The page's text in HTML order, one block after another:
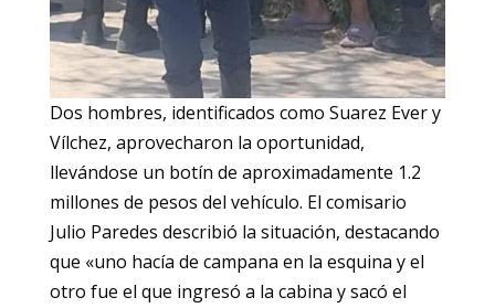
Dos hombres, identificados como Suarez Ever y
Vílchez, aprovecharon la oportunidad,
llevándose un botín de aproximadamente 1.2
millones de pesos del vehículo. El comisario
Julio Paredes describió la situación, destacando
que «uno hacía de campana en la esquina y el
otro fue el que ingresó a la cabina y sacó el